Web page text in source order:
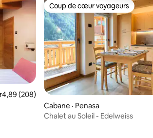
moyenne de 4,89 sur 5, 208
4,89 (208)
Coup de cœur voyageurs
Coup de cœur voyageurs
Cabane · Penasa
Chalet au Soleil - Edelweiss